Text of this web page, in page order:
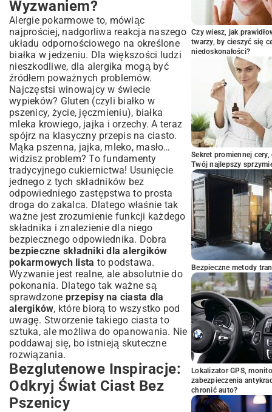
Wyzwaniem?
Alergie pokarmowe to, mówiąc
najprościej, nadgorliwa reakcja naszego
układu odpornościowego na określone
białka w jedzeniu. Dla większości ludzi
nieszkodliwe, dla alergika mogą być
źródłem poważnych problemów.
Najczęstsi winowajcy w świecie
wypieków? Gluten (czyli białko w
pszenicy, życie, jęczmieniu), białka
mleka krowiego, jajka i orzechy. A teraz
spójrz na klasyczny przepis na ciasto.
Mąka pszenna, jajka, mleko, masło…
widzisz problem? To fundamenty
tradycyjnego cukiernictwa! Usunięcie
jednego z tych składników bez
odpowiedniego zastępstwa to prosta
droga do zakalca. Dlatego właśnie tak
ważne jest zrozumienie funkcji każdego
składnika i znalezienie dla niego
bezpiecznego odpowiednika. Dobra
bezpieczne składniki dla alergików
pokarmowych lista to podstawa.
Wyzwanie jest realne, ale absolutnie do
pokonania. Dlatego tak ważne są
sprawdzone przepisy na ciasta dla
alergików, które biorą to wszystko pod
uwagę. Stworzenie takiego ciasta to
sztuka, ale możliwa do opanowania. Nie
poddawaj się, bo istnieją skuteczne
rozwiązania.
Bezglutenowe Inspiracje:
Odkryj Świat Ciast Bez
Pszenicy
Czy wiesz, jak
twarzy, by cieszyć się
niedoskonałości?
Sekret promiennej
Twój najlepszy
Bezpieczne metody
Lokalizator GPS,
zabezpieczenia
chronić auto?